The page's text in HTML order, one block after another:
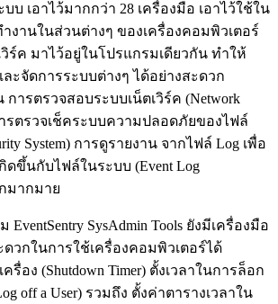
บ เอาไว้มากกว่า 28 เครื่องมือ เอาไว้ใช้ใน
งานในส่วนต่างๆ ของเครื่องคอมพิวเตอร์
ร์ค มาไว้อยู่ในโปรแกรมเดียวกัน ทำให้
ะจัดการระบบต่างๆ ได้อย่างสะดวก
การตรวจสอบระบบเน็ตเวิร์ค (Network
ารตรวจเช็คระบบความปลอดภัยของไฟล์
System) การดูรายงาน จากไฟล์ Log เพื่อ
ดขึ้นกับไฟล์ในระบบ (Event Log
มากมาย
SysAdmin Tools ยังมีเครื่องมือ
วกในการใช้เครื่องคอมพิวเตอร์ได้
รื่อง (Shutdown Timer) ตั้งเวลาในการล็อก
off a User) รวมถึง ตั้งค่าตารางเวลาใน